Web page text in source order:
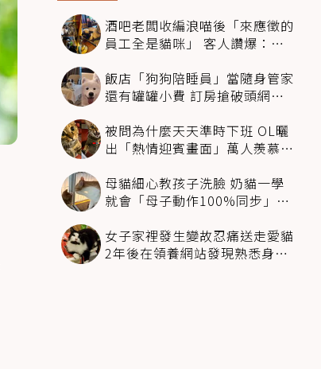
酒吧老闆收編浪喵後「來應徵的
員工全是貓咪」 客人讚爆：來
飯店「狗狗陪睡員」當隨身管家
還有罐罐小費 訂房搶破頭網友
被問為什麼天天準時下班 OL曬
出「熱情迎賓畫面」萬人羨慕：
母貓細心教孩子洗臉 奶貓一學
就會「母子動作100%同步」網
女子家裡發生變故忍痛送走愛貓
2年後在領養網站發現熟悉身影